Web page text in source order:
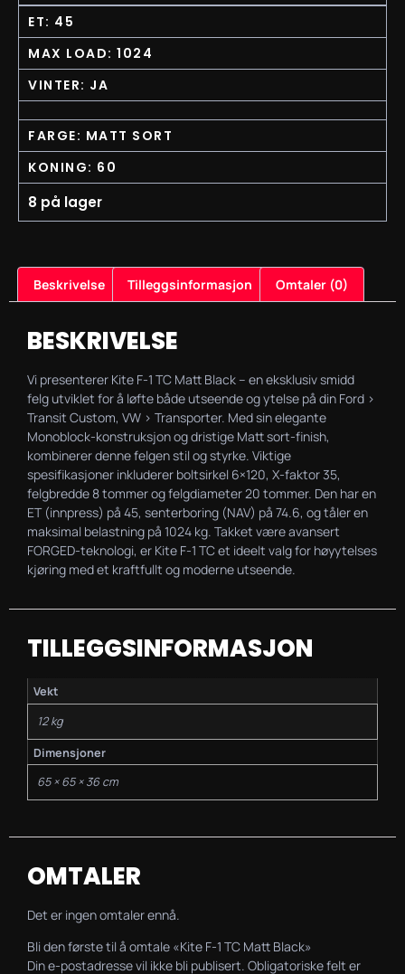
ET: 45
MAX LOAD: 1024
VINTER: JA
FARGE: MATT SORT
KONING: 60
8 på lager
Beskrivelse Tilleggsinformasjon Omtaler (0)
BESKRIVELSE
Vi presenterer Kite F-1 TC Matt Black – en eksklusiv smidd
felg utviklet for å løfte både utseende og ytelse på din Ford >
Transit Custom, VW > Transporter. Med sin elegante
Monoblock-konstruksjon og dristige Matt sort-finish,
kombinerer denne felgen stil og styrke. Viktige
spesifikasjoner inkluderer boltsirkel 6×120, X-faktor 35,
felgbredde 8 tommer og felgdiameter 20 tommer. Den har en
ET (innpress) på 45, senterboring (NAV) på 74.6, og tåler en
maksimal belastning på 1024 kg. Takket være avansert
FORGED-teknologi, er Kite F-1 TC et ideelt valg for høyytelses
kjøring med et kraftfullt og moderne utseende.
TILLEGGSINFORMASJON
Vekt
12 kg
Dimensjoner
65 × 65 × 36 cm
OMTALER
Det er ingen omtaler ennå.
Bli den første til å omtale «Kite F-1 TC Matt Black»
Din e-postadresse vil ikke bli publisert. Obligatoriske felt er